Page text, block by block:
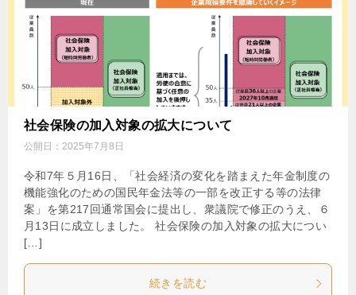
社会保険の加入対象の拡大について
公開日： 2025年7月8日
令和7年５月16日、「社会経済の変化を踏まえた年金制度の
機能強化のための国民年金法等の一部を改正する等の法律
案」を第217回通常国会に提出し、衆議院で修正のうえ、６
月13日に成立しました。 社会保険の加入対象の拡大につい
[…]
続きを読む